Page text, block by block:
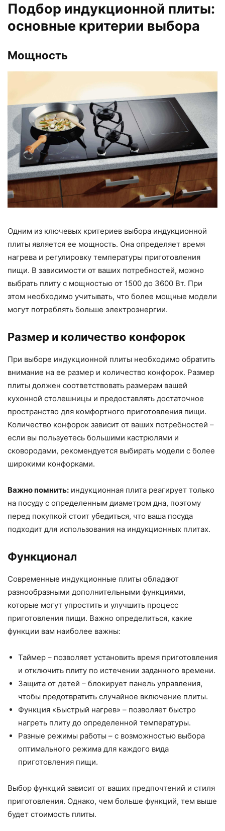
Подбор индукционной плиты:
основные критерии выбора
Мощность
Одним из ключевых критериев выбора индукционной
плиты является ее мощность. Она определяет время
нагрева и регулировку температуры приготовления
пищи. В зависимости от ваших потребностей, можно
выбрать плиту с мощностью от 1500 до 3600 Вт. При
этом необходимо учитывать, что более мощные модели
могут потреблять больше электроэнергии.
Размер и количество конфорок
При выборе индукционной плиты необходимо обратить
внимание на ее размер и количество конфорок. Размер
плиты должен соответствовать размерам вашей
кухонной столешницы и предоставлять достаточное
пространство для комфортного приготовления пищи.
Количество конфорок зависит от ваших потребностей –
если вы пользуетесь большими кастрюлями и
сковородами, рекомендуется выбирать модели с более
широкими конфорками.
Важно помнить: индукционная плита реагирует только
на посуду с определенным диаметром дна, поэтому
перед покупкой стоит убедиться, что ваша посуда
подходит для использования на индукционных плитах.
Функционал
Современные индукционные плиты обладают
разнообразными дополнительными функциями,
которые могут упростить и улучшить процесс
приготовления пищи. Важно определиться, какие
функции вам наиболее важны:
Таймер – позволяет установить время приготовления
и отключить плиту по истечении заданного времени.
Защита от детей – блокирует панель управления,
чтобы предотвратить случайное включение плиты.
Функция «Быстрый нагрев» – позволяет быстро
нагреть плиту до определенной температуры.
Разные режимы работы – с возможностью выбора
оптимального режима для каждого вида
приготовления пищи.
Выбор функций зависит от ваших предпочтений и стиля
приготовления. Однако, чем больше функций, тем выше
будет стоимость плиты.